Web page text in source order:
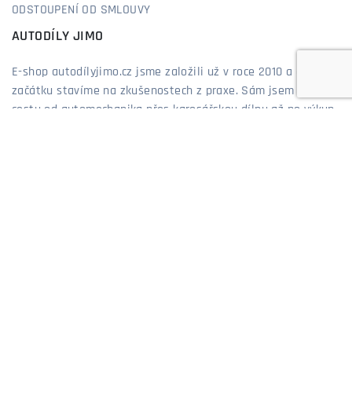
ODSTOUPENÍ OD SMLOUVY
AUTODÍLY JIMO
E-shop autodílyjimo.cz jsme založili už v roce 2010 a od
začátku stavíme na zkušenostech z praxe. Sám jsem prošel
cestu od automechanika přes karosářskou dílnu až po výkup